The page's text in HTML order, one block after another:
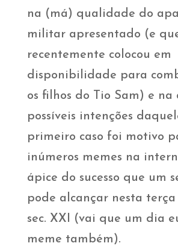
na (má) qualidade do
militar apresentado (e
recentemente colocou em
disponibilidade para
os filhos do Tio Sam) e na
possíveis intenções
primeiro caso foi motivo
inúmeros memes na
ápice do sucesso que um
pode alcançar nesta
sec. XXI (vai que um dia
meme também).